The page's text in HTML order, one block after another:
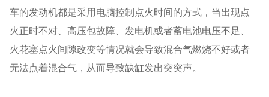
车的发动机都是采用电脑控制点火时间的方式，当出现点
火正时不对、高压包故障、发电机或者蓄电池电压不足、
火花塞点火间隙改变等情况就会导致混合气燃烧不好或者
无法点着混合气，从而导致缺缸发出突突声。